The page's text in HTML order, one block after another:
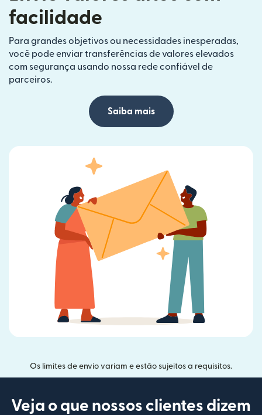
facilidade
Para grandes objetivos ou necessidades inesperadas,
você pode enviar transferências de valores elevados
com segurança usando nossa rede confiável de
parceiros.
Saiba mais
Os limites de envio variam e estão sujeitos a requisitos.
Veja o que nossos clientes dizem